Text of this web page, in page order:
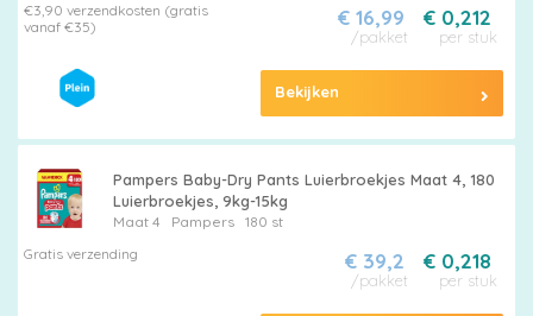
€3,90 verzendkosten (gratis
vanaf €35)
€ 0,212
per stuk
€ 16,99
/pakket
Bekijken
Pampers Baby-Dry Pants Luierbroekjes Maat 4, 180
Luierbroekjes, 9kg-15kg
Maat 4 Pampers
180 st
Gratis verzending
€ 0,218
per stuk
€ 39,2
/pakket